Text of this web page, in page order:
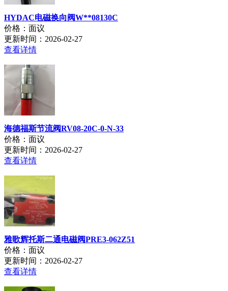
HYDAC电磁换向阀W**08130C
价格：面议
更新时间：2026-02-27
查看详情
海德福斯节流阀RV08-20C-0-N-33
价格：面议
更新时间：2026-02-27
查看详情
雅歌辉托斯二通电磁阀PRE3-062Z51
价格：面议
更新时间：2026-02-27
查看详情